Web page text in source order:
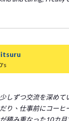
しずつ交流を深めて
り、仕事前にコーヒ